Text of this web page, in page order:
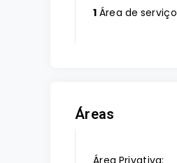
1 Área de serviço
Áreas
Área Privativa: